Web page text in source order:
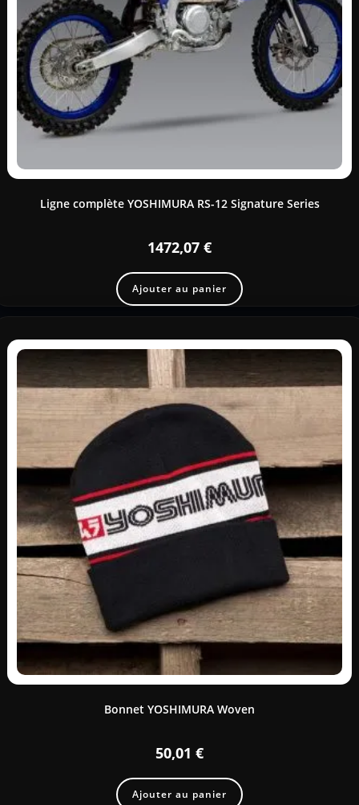
Ligne complète YOSHIMURA RS-12 Signature Series
1472,07 €
Ajouter au panier
Bonnet YOSHIMURA Woven
50,01 €
Ajouter au panier